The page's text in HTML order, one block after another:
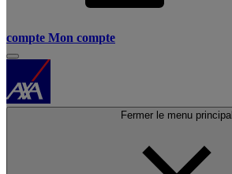
compte Mon compte
Fermer le menu principal